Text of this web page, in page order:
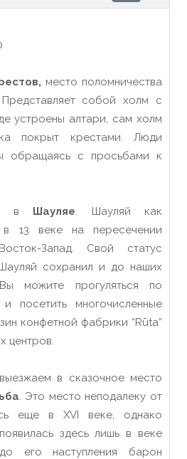
место поломничества
собой холм с
устроены алтари, сам холм
покрыт крестами. Люди
обращаясь с просьбами к
в Шауляе. Шауляй как
в 13 веке на пересечении
Запад. Свой статус
сохранил и до наших
можите прогуляться по
посетить многочисленные
конфетной фабрики “Rūta”
центров.
в сказочное место
. Это место неподалеку от
еще в XVI веке, однако
здесь лишь в веке
его наступления барон